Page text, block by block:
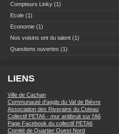
Compteurs Linky (1)
Ecole (1)
Economie (1)
Nos voisins ont du talent (1)
Questions ouvertes (1)
LIENS
Ville de Cachan
Communauté d'agglo du Val de Bièvre
Association des Riverains du Coteau
Collectif PETA6 - mur antibruit sur l'A6
Page Facebook du collectif PETA6
Comité de Quartier Ouest Nord